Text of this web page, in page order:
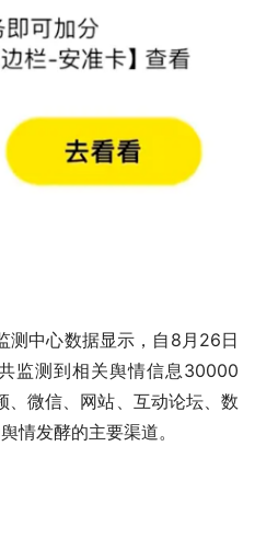
测中心数据显示，自8月26日
监测到相关舆情信息30000
、微信、网站、互动论坛、数
情发酵的主要渠道。